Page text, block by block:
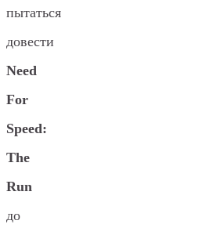
пытаться
довести
Need
For
Speed:
The
Run
до